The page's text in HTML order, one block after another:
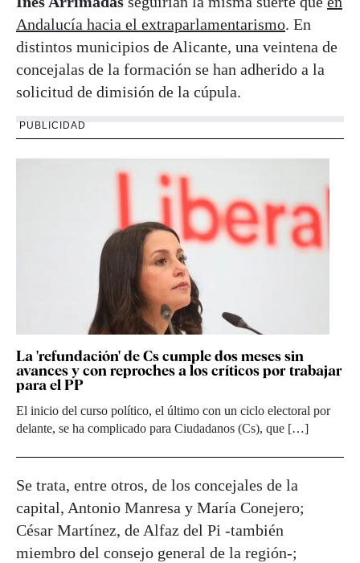
Andalucía hacia el extraparlamentarismo. En
distintos municipios de Alicante, una veintena de
concejalas de la formación se han adherido a la
solicitud de dimisión de la cúpula.
PUBLICIDAD
La 'refundación' de Cs cumple dos meses sin
avances y con reproches a los críticos por trabajar
para el PP
El inicio del curso político, el último con un ciclo electoral por
delante, se ha complicado para Ciudadanos (Cs), que […]
Se trata, entre otros, de los concejales de la
capital, Antonio Manresa y María Conejero;
César Martínez, de Alfaz del Pi -también
miembro del consejo general de la región-;